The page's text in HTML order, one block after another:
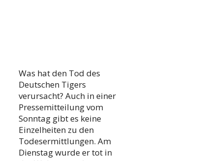
Was hat den Tod des
Deutschen Tigers
verursacht? Auch in einer
Pressemitteilung vom
Sonntag gibt es keine
Einzelheiten zu den
Todesermittlungen. Am
Dienstag wurde er tot in